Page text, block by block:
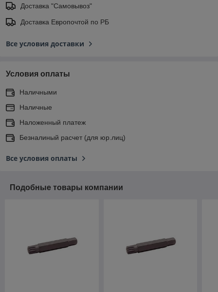
Доставка "Самовывоз"
Доставка Европочтой по РБ
Все условия доставки
Условия оплаты
Наличными
Наличные
Наложенный платеж
Безналиный расчет (для юр.лиц)
Все условия оплаты
Подобные товары компании